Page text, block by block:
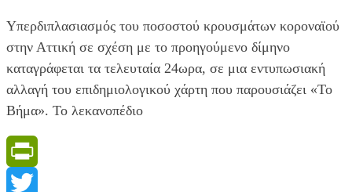
Υπερδιπλασιασμός του ποσοστού κρουσμάτων κοροναϊού
στην Αττική σε σχέση με το προηγούμενο δίμηνο
καταγράφεται τα τελευταία 24ωρα, σε μια εντυπωσιακή
αλλαγή του επιδημιολογικού χάρτη που παρουσιάζει «Το
Βήμα». Το λεκανοπέδιο
PrintFriendly